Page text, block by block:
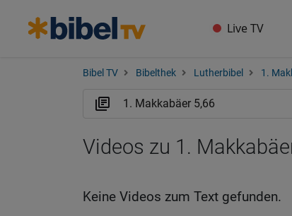
Live TV
Bibel TV Bibelthek Lutherbibel 1.
Videos zu 1.
Keine Videos zum Text gefunden.